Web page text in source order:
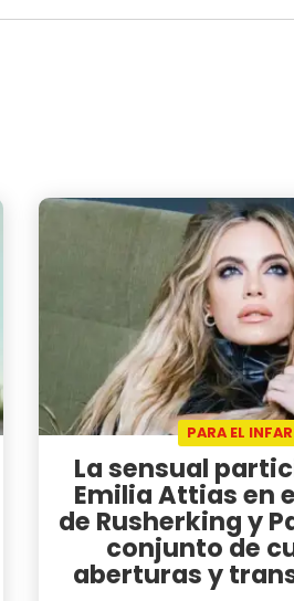
PARA EL
La sensual
Emilia Attias en
de Rusherking y
conjunto de
aberturas y